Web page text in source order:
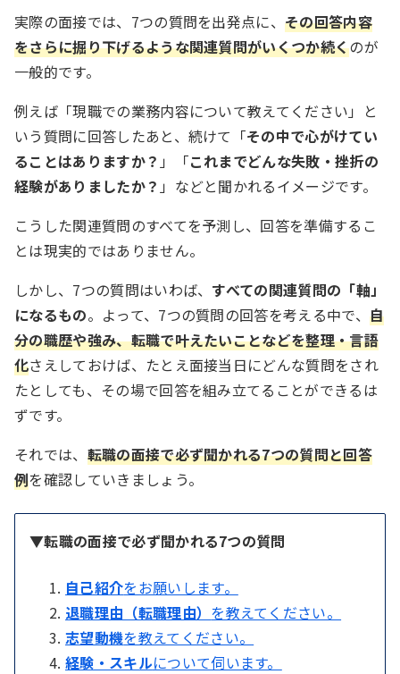
実際の面接では、7つの質問を出発点に、その回答内容
をさらに掘り下げるような関連質問がいくつか続くのが
一般的です。
例えば「現職での業務内容について教えてください」と
いう質問に回答したあと、続けて「その中で心がけてい
ることはありますか？ 」「これまでどんな失敗・挫折の
経験がありましたか？ 」などと聞かれるイメージです。
こうした関連質問のすべてを予測し、回答を準備するこ
とは現実的ではありません。
しかし、7つの質問はいわば、 すべての関連質問の「軸」
になるもの。よって、7つの質問の回答を考える中で、自
分の職歴や強み、転職で叶えたいことなどを整理・言語
化さえしておけば、たとえ面接当日にどんな質問をされ
たとしても、その場で回答を組み立てることができるは
ずです。
それでは、 転職の面接で必ず聞かれる7つの質問と回答
例を確認していきましょう。
▼転職の面接で必ず聞かれる7つの質問
自己紹介をお願いします。
退職理由（転職理由） を教えてください。
志望動機を教えてください。
経験・スキルについて伺います。